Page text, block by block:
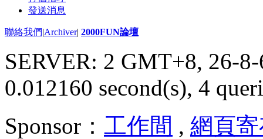
發送消息
聯絡我們|Archiver| 2000FUN論壇
SERVER: 2 GMT+8, 26-
0.012160 second(s), 4
Sponsor： 工作間 , 網頁